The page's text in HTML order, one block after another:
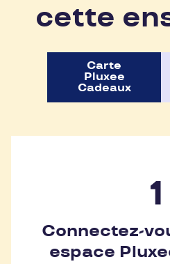
cette
Carte
Pluxee
Cadeaux
Connectez-
espace